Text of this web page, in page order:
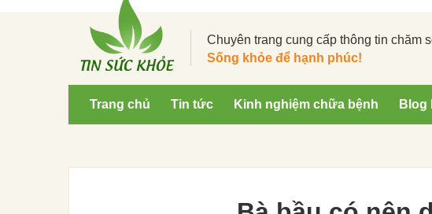
Chuyên trang cung cấp thông tin chăm
Sống khỏe để hạnh phúc!
Trang chủ Tin tức Kinh nghiệm chữa bệnh Blog